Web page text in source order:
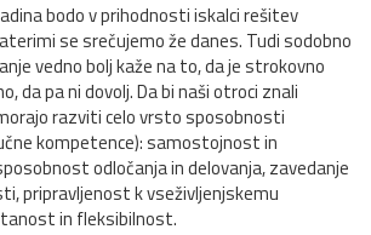
bodo v prihodnosti iskalci rešitev
se srečujemo že danes. Tudi sodobno
vedno bolj kaže na to, da je strokovno
da pa ni dovolj. Da bi naši otroci znali
razviti celo vrsto sposobnosti
kompetence): samostojnost in
odločanja in delovanja, zavedanje
pripravljenost k vseživljenjskemu
in fleksibilnost.